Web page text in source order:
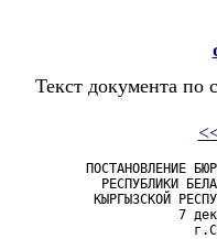
Текст документа по
ПОСТАНОВЛЕНИЕ
РЕСПУБЛИКИ
КЫРГЫЗСКОЙ
7